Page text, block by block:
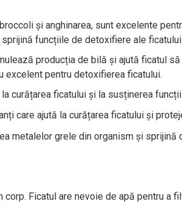
și anghinarea, sunt excelente
funcțiile de detoxifiere ale ficatului.
producția de bilă și ajută ficatul
excelent pentru detoxifierea ficatului.
curățarea ficatului și la susținerea
care ajută la curățarea ficatului și
metalelor grele din organism și sprijină
Ficatul are nevoie de apă pentru a